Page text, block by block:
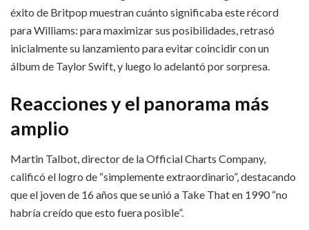
éxito de Britpop muestran cuánto significaba este récord
para Williams: para maximizar sus posibilidades, retrasó
inicialmente su lanzamiento para evitar coincidir con un
álbum de Taylor Swift, y luego lo adelantó por sorpresa.
Reacciones y el panorama más
amplio
Martin Talbot, director de la Official Charts Company,
calificó el logro de “simplemente extraordinario”, destacando
que el joven de 16 años que se unió a Take That en 1990 “no
habría creído que esto fuera posible”.